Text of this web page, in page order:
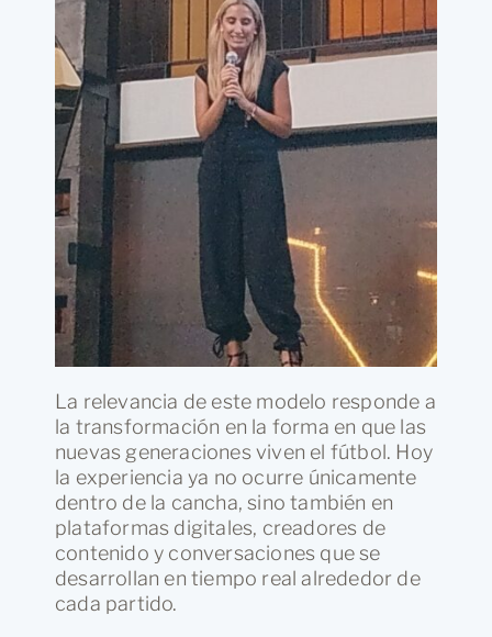
La relevancia de este modelo responde a
la transformación en la forma en que las
nuevas generaciones viven el fútbol. Hoy
la experiencia ya no ocurre únicamente
dentro de la cancha, sino también en
plataformas digitales, creadores de
contenido y conversaciones que se
desarrollan en tiempo real alrededor de
cada partido.